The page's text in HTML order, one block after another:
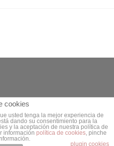
|Administración|Diseño
Online
cookies
usted tenga la mejor experiencia de
dando su consentimiento para la
y la aceptación de nuestra política de
información política de cookies, pinche
plugin cookies